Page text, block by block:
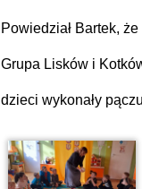
Powiedział Bartek,
Grupa Lisków i
dzieci wykonały